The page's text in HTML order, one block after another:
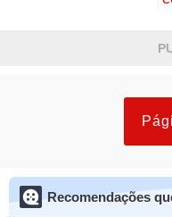
Recomendações